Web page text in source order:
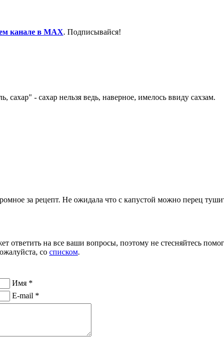
канале в MAX. Подписывайся!
сахар" - сахар нельзя ведь, наверное, имелось ввиду сахзам.
за рецепт. Не ожидала что с капустой можно перец
ответить на все ваши вопросы, поэтому не стесняйтесь
со списком.
Имя *
E-mail *